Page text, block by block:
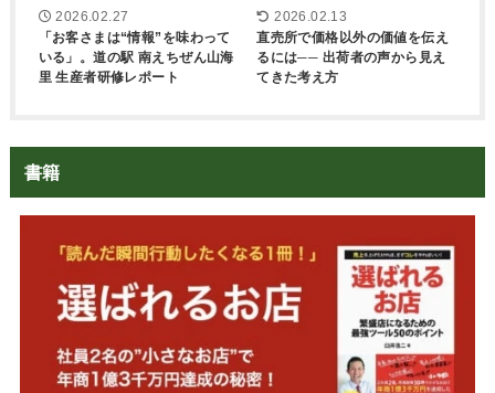
2026.02.27
「お客さまは“情報”を味わって
いる」。道の駅 南えちぜん山海
里 生産者研修レポート
2026.02.13
直売所で価格以外の価値を伝え
るには── 出荷者の声から見え
てきた考え方
書籍